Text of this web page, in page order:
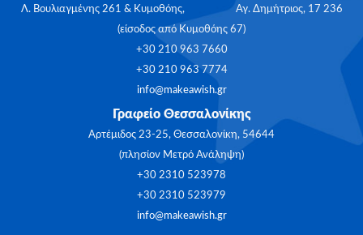
Λ. Βουλιαγμένης 261 & Κυμοθόης, Αγ. Δημήτριος, 17 236
(είσοδος από Κυμοθόης 67)
+30 210 963 7660
+30 210 963 7774
info@makeawish.gr
Γραφείο Θεσσαλονίκης
Αρτέμιδος 23-25, Θεσσαλονίκη, 54644
(πλησίον Μετρό Ανάληψη)
+30 2310 523978
+30 2310 523979
info@makeawish.gr